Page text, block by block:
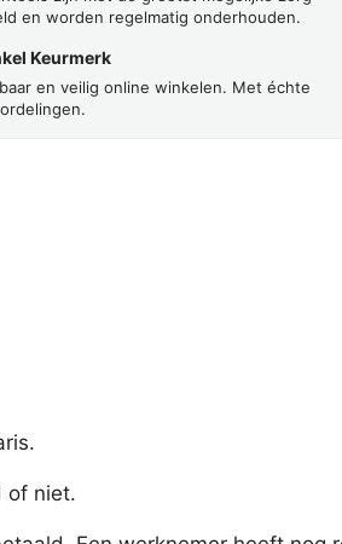
en worden regelmatig onderhouden.
Keurmerk
en veilig online winkelen. Met échte
of niet.